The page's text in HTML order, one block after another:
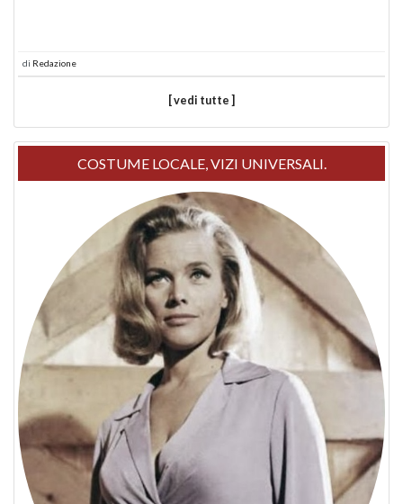
di Redazione
[ vedi tutte ]
COSTUME LOCALE, VIZI UNIVERSALI.